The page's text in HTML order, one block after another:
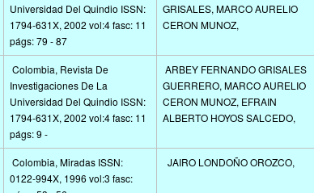
Universidad Del Quindio ISSN:
1794-631X, 2002 vol:4 fasc: 11
págs: 79 - 87
GRISALES, MARCO AURELIO
CERON MUNOZ,
Colombia, Revista De
Investigaciones De La
Universidad Del Quindio ISSN:
1794-631X, 2002 vol:4 fasc: 11
págs: 9 -
ARBEY FERNANDO GRISALES
GUERRERO, MARCO AURELIO
CERON MUNOZ, EFRAIN
ALBERTO HOYOS SALCEDO,
Colombia, Miradas ISSN:
0122-994X, 1996 vol:3 fasc:
JAIRO LONDOÑO OROZCO,